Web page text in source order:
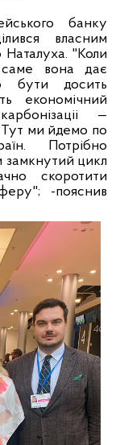
банку
власним
"Коли
саме вона дає
бути досить
економічний
—
Тут ми йдемо по
Потрібно
замкнутий цикл
скоротити
-пояснив